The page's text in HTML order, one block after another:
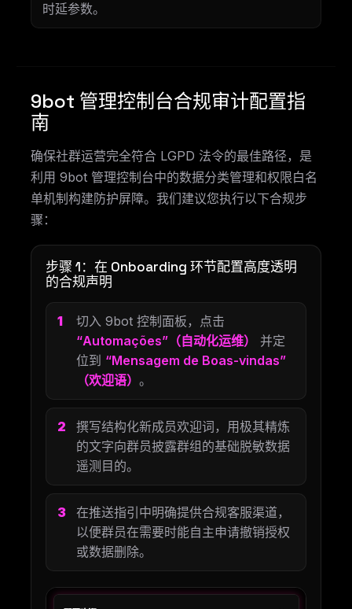
时延参数。
9bot 管理控制台合规审计配置指
南
确保社群运营完全符合 LGPD 法令的最佳路径，是
利用 9bot 管理控制台中的数据分类管理和权限白名
单机制构建防护屏障。我们建议您执行以下合规步
骤：
步骤 1：在 Onboarding 环节配置高度透明
的合规声明
切入 9bot 控制面板，点击
“Automações”（自动化运维）
并定
位到 “Mensagem de Boas-vindas”
（欢迎语） 。
撰写结构化新成员欢迎词，用极其精炼
的文字向群员披露群组的基础脱敏数据
遥测目的。
在推送指引中明确提供合规客服渠道，
以便群员在需要时能自主申请撤销授权
或数据删除。